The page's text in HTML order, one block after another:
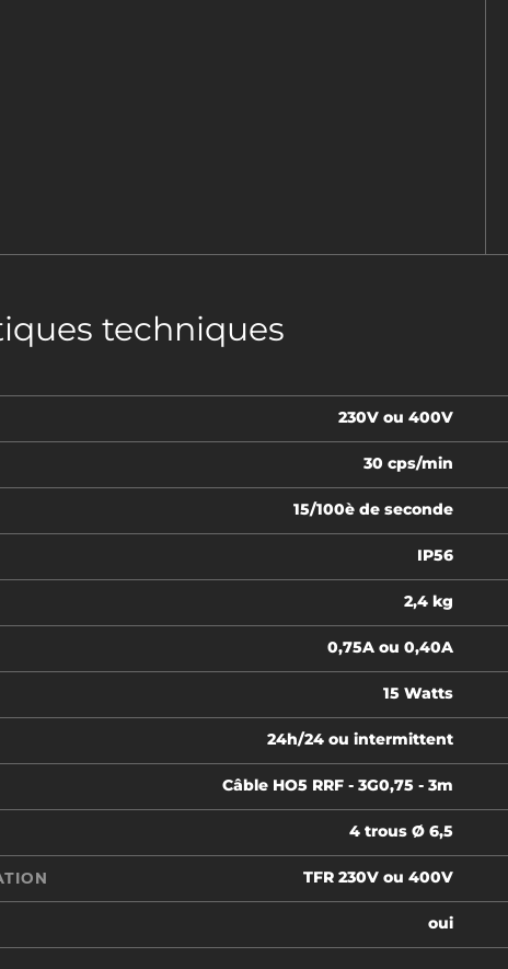
techniques
230V ou 400V
30 cps/min
15/100è de seconde
IP56
2,4 kg
0,75A ou 0,40A
15 Watts
24h/24 ou intermittent
Câble HO5 RRF - 3G0,75 - 3m
4 trous Ø 6,5
TFR 230V ou 400V
oui